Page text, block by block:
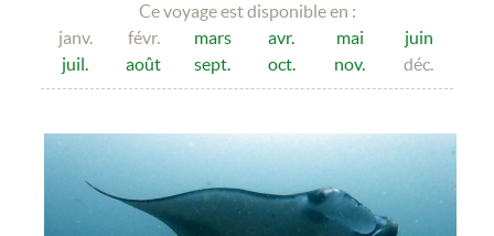
Ce voyage est disponible en :
janv.
févr. mars avr. mai
juin
juil.
août sept. oct. nov. déc.